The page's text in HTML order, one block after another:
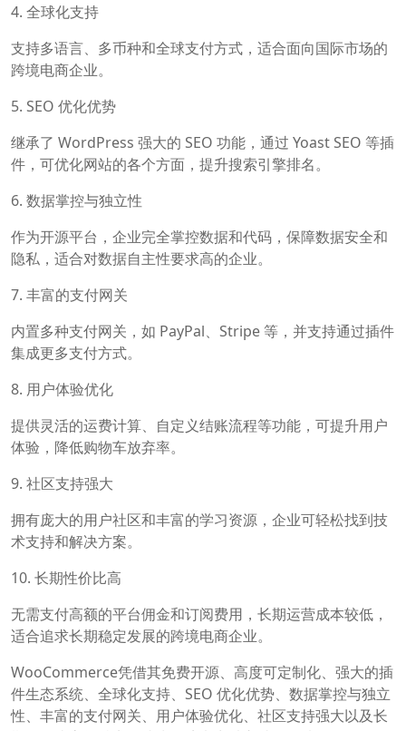
4. 全球化支持
支持多语言、多币种和全球支付方式，适合面向国际市场的
跨境电商企业。
5. SEO 优化优势
继承了 WordPress 强大的 SEO 功能，通过 Yoast SEO 等插
件，可优化网站的各个方面，提升搜索引擎排名。
6. 数据掌控与独立性
作为开源平台，企业完全掌控数据和代码，保障数据安全和
隐私，适合对数据自主性要求高的企业。
7. 丰富的支付网关
内置多种支付网关，如 PayPal、Stripe 等，并支持通过插件
集成更多支付方式。
8. 用户体验优化
提供灵活的运费计算、自定义结账流程等功能，可提升用户
体验，降低购物车放弃率。
9. 社区支持强大
拥有庞大的用户社区和丰富的学习资源，企业可轻松找到技
术支持和解决方案。
10. 长期性价比高
无需支付高额的平台佣金和订阅费用，长期运营成本较低，
适合追求长期稳定发展的跨境电商企业。
WooCommerce凭借其免费开源、高度可定制化、强大的插
件生态系统、全球化支持、SEO 优化优势、数据掌控与独立
性、丰富的支付网关、用户体验优化、社区支持强大以及长